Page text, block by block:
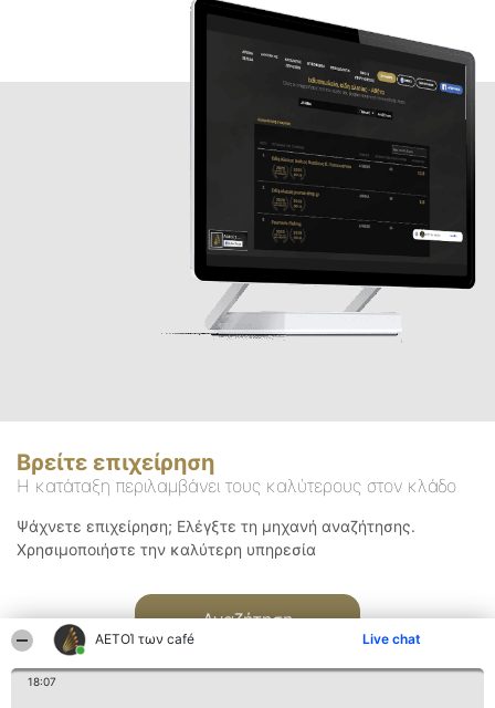
ΑΕΤΟΊ των café Live chat
18:07
Βρείτε επιχείρηση
Η κατάταξη περιλαμβάνει τους καλύτερους στον κλάδο
Ψάχνετε επιχείρηση; Ελέγξτε τη μηχανή αναζήτησης.
Χρησιμοποιήστε την καλύτερη υπηρεσία
Αναζήτηση